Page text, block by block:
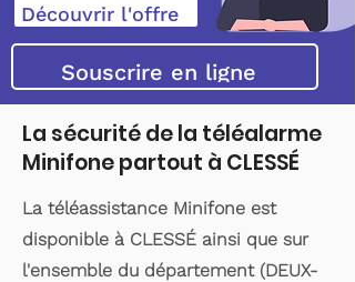
Découvrir l'offre
Souscrire en ligne
La sécurité de la téléalarme
Minifone partout à CLESSÉ
La téléassistance Minifone est
disponible à CLESSÉ ainsi que sur
l'ensemble du département (DEUX-